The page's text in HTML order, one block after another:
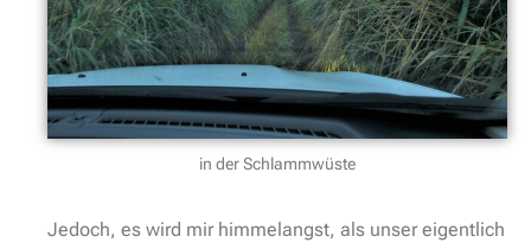
in der Schlammwüste
Jedoch, es wird mir himmelangst, als unser eigentlich